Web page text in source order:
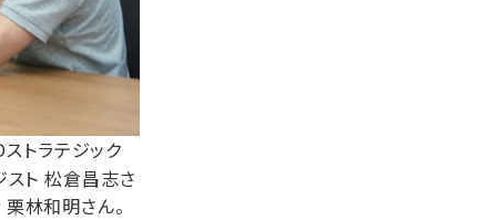
トラテジック
スト 松倉昌志さ
林和明さん。